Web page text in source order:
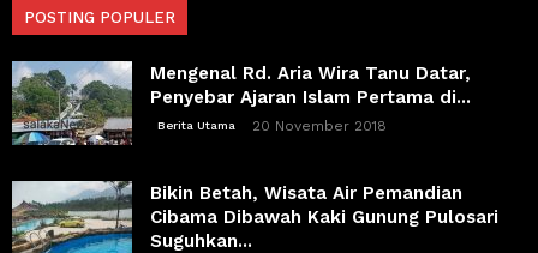
POSTING POPULER
Mengenal Rd. Aria Wira Tanu Datar,
Penyebar Ajaran Islam Pertama di...
Berita Utama 20 November 2018
Bikin Betah, Wisata Air Pemandian
Cibama Dibawah Kaki Gunung Pulosari
Suguhkan...